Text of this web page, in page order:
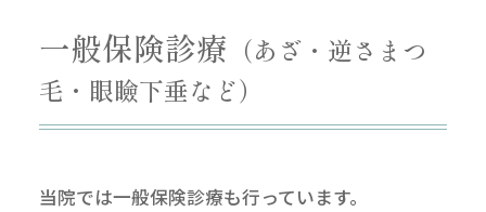
一般保険診療 （あざ・逆さまつ
毛・眼瞼下垂など）
当院では一般保険診療も行っています。